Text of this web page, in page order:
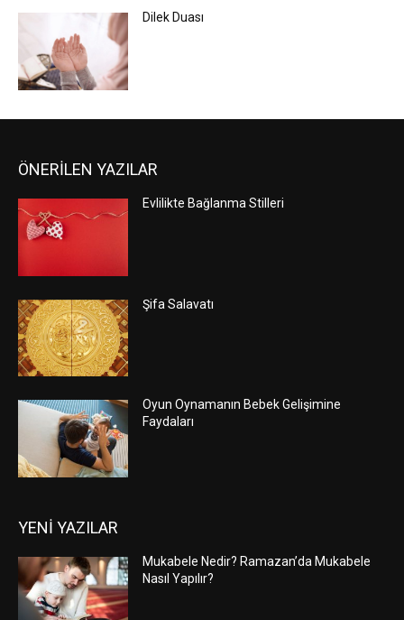
Dilek Duası
ÖNERİLEN YAZILAR
Evlilikte Bağlanma Stilleri
Şifa Salavatı
Oyun Oynamanın Bebek Gelişimine
Faydaları
YENİ YAZILAR
Mukabele Nedir? Ramazan’da Mukabele
Nasıl Yapılır?